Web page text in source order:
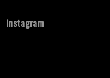
Instagram